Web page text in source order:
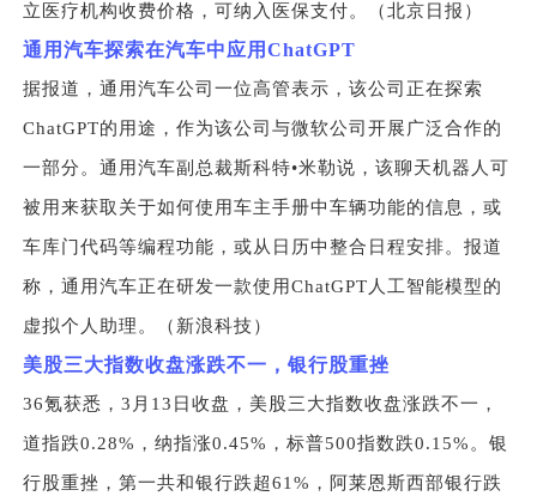
立医疗机构收费价格，可纳入医保支付。（北京日报）
通用汽车探索在汽车中应用ChatGPT
据报道，通用汽车公司一位高管表示，该公司正在探索
ChatGPT的用途，作为该公司与微软公司开展广泛合作的
一部分。通用汽车副总裁斯科特•米勒说，该聊天机器人可
被用来获取关于如何使用车主手册中车辆功能的信息，或
车库门代码等编程功能，或从日历中整合日程安排。报道
称，通用汽车正在研发一款使用ChatGPT人工智能模型的
虚拟个人助理。（新浪科技）
美股三大指数收盘涨跌不一，银行股重挫
36氪获悉，3月13日收盘，美股三大指数收盘涨跌不一，
道指跌0.28%，纳指涨0.45%，标普500指数跌0.15%。银
行股重挫，第一共和银行跌超61%，阿莱恩斯西部银行跌